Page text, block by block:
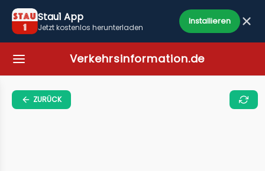
Stau1 App
Jetzt kostenlos herunterladen
Installieren
Verkehrsinformation.de
ZURÜCK